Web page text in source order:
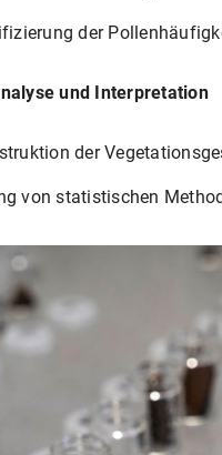
der
und Interpretation
der
von statistischen